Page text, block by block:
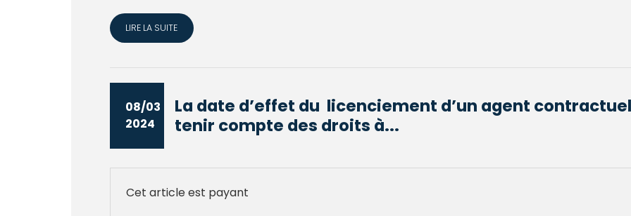
LIRE LA SUITE
08/03
2024
La date d’effet du licenciement d’un agent
tenir compte des droits à...
Cet article est payant